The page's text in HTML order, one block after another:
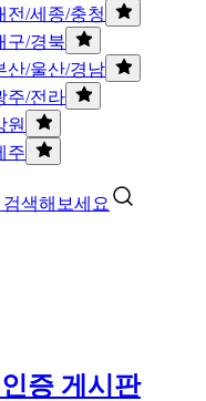
전/세종/충청
구/경북
산/울산/경남
주/전라
원
주
색해보세요
증 게시판